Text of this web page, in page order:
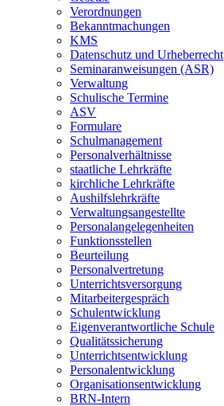
Verordnungen
Bekanntmachungen
KMS
Datenschutz und Urheberrecht
Seminaranweisungen (ASR)
Verwaltung
Schulische Termine
ASV
Formulare
Schulmanagement
Personalverhältnisse
staatliche Lehrkräfte
kirchliche Lehrkräfte
Aushilfslehrkräfte
Verwaltungsangestellte
Personalangelegenheiten
Funktionsstellen
Beurteilung
Personalvertretung
Unterrichtsversorgung
Mitarbeitergespräch
Schulentwicklung
Eigenverantwortliche Schule
Qualitätssicherung
Unterrichtsentwicklung
Personalentwicklung
Organisationsentwicklung
BRN-Intern